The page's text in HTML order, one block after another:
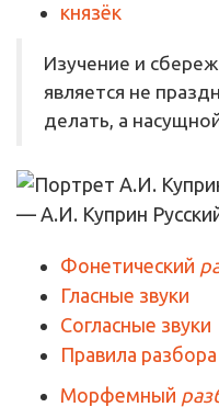
князёк
Изучение и
является не
делать, а
— А.И. Куприн
Фонетический
Гласные звуки
Согласные звуки
Правила разбора
Морфемный